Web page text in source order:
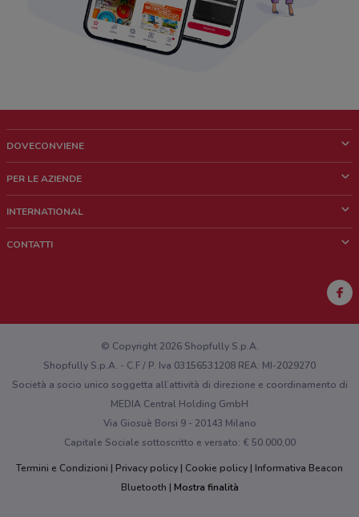
DOVECONVIENE
Chi siamo
Lavora con noi
PER LE AZIENDE
Richieste commerciali e marketing
INTERNATIONAL
CONTATTI
Hai un malfunzionamento sul web o sull'app?
© Copyright 2026 Shopfully S.p.A.
Shopfully S.p.A. - C.F / P. Iva 03156531208 REA: MI-2029270
Società a socio unico soggetta all’attività di direzione e coordinamento di
MEDIA Central Holding GmbH
Via Giosuè Borsi 9 - 20143 Milano
Capitale Sociale sottoscritto e versato: € 50.000,00
Termini e Condizioni
Privacy policy Cookie policy
Informativa Beacon
Bluetooth
Mostra finalità